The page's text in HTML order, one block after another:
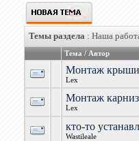
Темы раздела: Наша
Тема / Автор
Монтаж крыши
Lex
Монтаж
Lex
кто-то
Wastileale